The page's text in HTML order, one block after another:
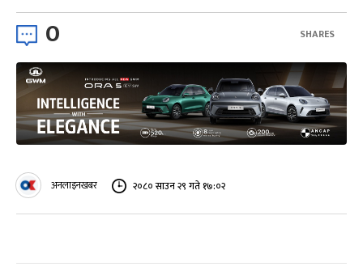
0 SHARES
अनलाइनखबर २०८० साउन २९ गते १७:०२